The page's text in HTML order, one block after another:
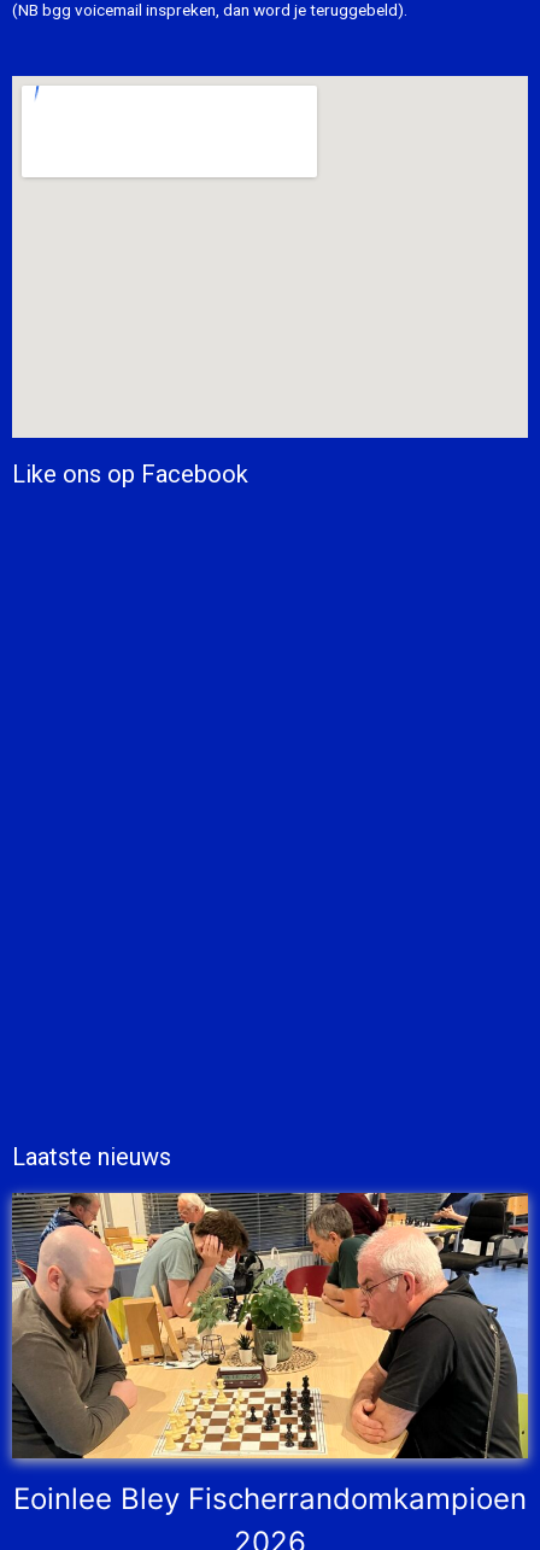
(NB bgg voicemail inspreken, dan word je teruggebeld).
Like ons op Facebook
Laatste nieuws
Eoinlee Bley Fischerrandomkampioen
2026